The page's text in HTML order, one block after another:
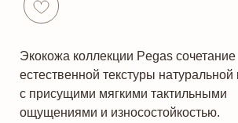
Экокожа коллекции Pegas сочетание
естественной текстуры натуральной
с присущими мягкими тактильными
ощущениями и износостойкостью.